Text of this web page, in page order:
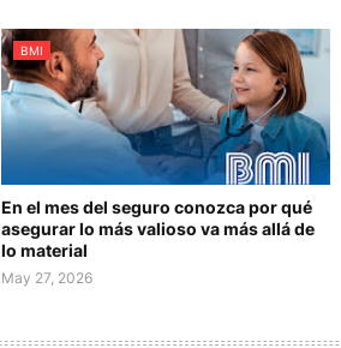
BMI
En el mes del seguro conozca por qué
asegurar lo más valioso va más allá de
lo material
May 27, 2026